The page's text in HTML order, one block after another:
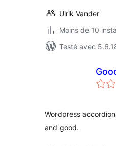
Ulrik Vander
Moins de 10
Testé avec
Wordpress
and good.